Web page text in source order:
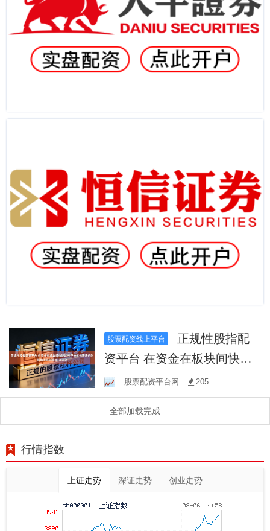
股票配资线上平台
资平台 在资金在板块间快速
轮换但持续性不足的时期的
市场结构中,对流动
股票配资平台网 205
全部加载完成
行情指数
上证走势 深证走势 创业走势